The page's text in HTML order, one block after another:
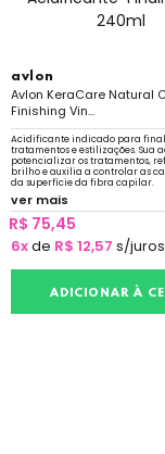
avlon
Avlon KeraCare Natural
Finishing Vin...
Acidificante indicado para
tratamentos e estilizações. Sua
potencializar os tratamentos,
brilho e auxilia a controlar as
da superfície da fibra capilar.
ver mais
R$ 75,45
6xde R$ 12,57 s/juros
ADICIONAR À